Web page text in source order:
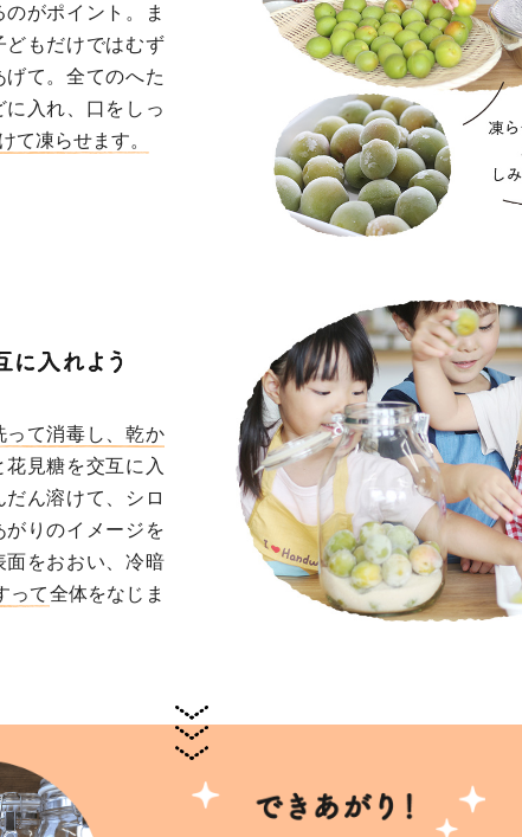
がポイント。ま
どもだけではむず
て。全てのへた
に入れ、口をしっ
て凍らせます。
って消毒し、乾か
花見糖を交互に入
ん溶けて、シロ
がりのイメージを
面をおおい、冷暗
って全体をなじま